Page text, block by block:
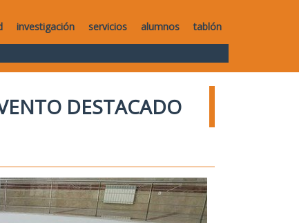
investigación servicios alumnos tablón
DESTACADO